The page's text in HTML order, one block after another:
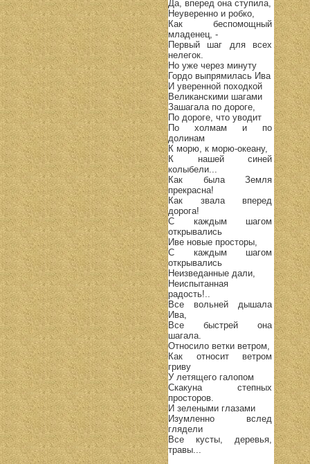
Да, вперед она ступила,
Неуверенно и робко,
Как беспомощный
младенец, -
Первый шаг для всех
нелегок.
Но уже через минуту
Гордо выпрямилась Ива
И уверенной походкой
Великанскими шагами
Зашагала по дороге,
По дороге, что уводит
По холмам и по
долинам
К морю, к морю-океану,
К нашей синей
колыбели...
Как была Земля
прекрасна!
Как звала вперед
дорога!
С каждым шагом
открывались
Иве новые просторы,
С каждым шагом
открывались
Неизведанные дали,
Неиспытанная
радость!..
Все вольней дышала
Ива,
Все быстрей она
шагала.
Относило ветки ветром,
Как относит ветром
гриву
У летящего галопом
Скакуна степных
просторов.
И зелеными глазами
Изумленно вслед
глядели
Все кусты, деревья,
травы...